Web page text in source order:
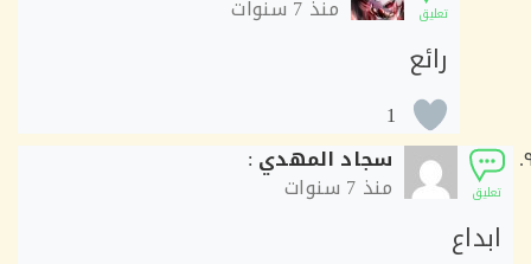
منذ7 سنوات
1
سجاد المهدي:
منذ